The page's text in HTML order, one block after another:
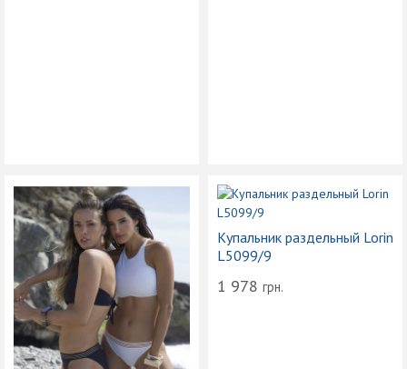
Купальник раздельный Lorin
L5099/9
1 978 грн.